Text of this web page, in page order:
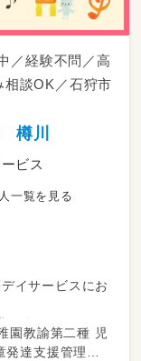
／経験不問／高
相談OK／石狩市
樽川
ビス
一覧を見る
イサービスにお
務全般をお願い